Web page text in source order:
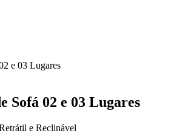
Sofá 02 e 03 Lugares